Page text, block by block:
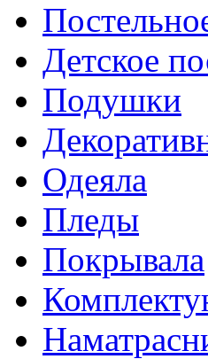
Детское
Подушки
Одеяла
Пледы
Покрывала